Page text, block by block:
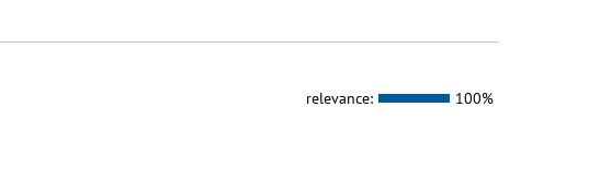
relevance: 100%